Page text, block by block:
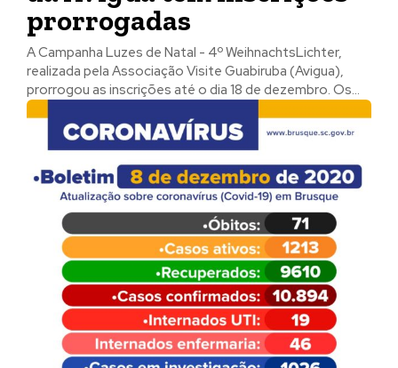
prorrogadas
A Campanha Luzes de Natal - 4º WeihnachtsLichter,
realizada pela Associação Visite Guabiruba (Avigua),
prorrogou as inscrições até o dia 18 de dezembro. Os...